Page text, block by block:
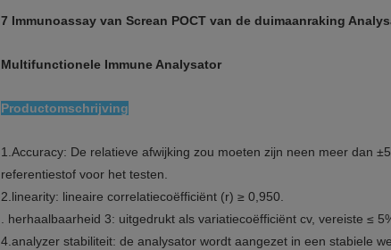
7 Immunoassay van Screan POCT van de duimaanraking
Multifunctionele Immune Analysator
Productomschrijving
1.Accuracy: De relatieve afwijking zou moeten zijn neen meer dan
referentiestof voor het testen.
2.linearity: lineaire correlatiecoëfficiënt (r) ≥ 0,950.
. herhaalbaarheid 3: uitgedrukt als variatiecoëfficiënt cv, vereiste ≤
4.analyzer stabiliteit: de analysator wordt aangezet in een stabiele